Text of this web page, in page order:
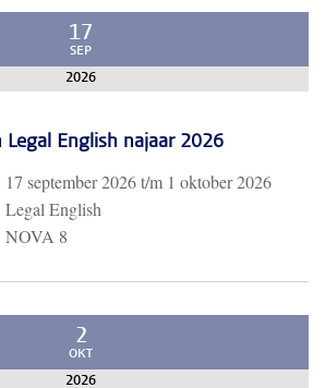
17
SEP
2026
Legal English najaar 2026
17 september 2026t/m 1 oktober 2026
Legal English
NOVA 8
2
OKT
2026